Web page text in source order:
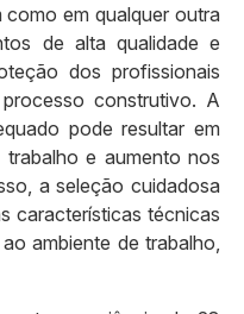
como em qualquer outra
de alta qualidade e
dos profissionais
construtivo. A
pode resultar em
e aumento nos
a seleção cuidadosa
características técnicas
ambiente de trabalho,